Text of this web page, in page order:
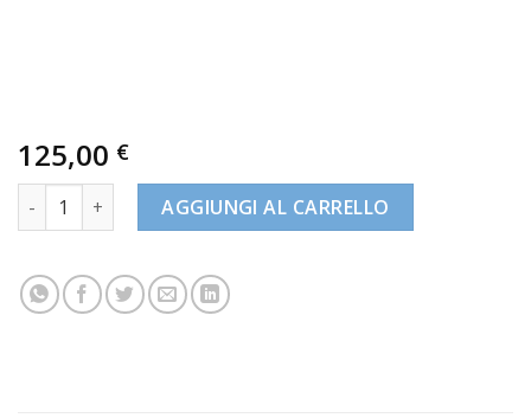
125,00 €
Gift Card Pass - 60 Min. quantità
AGGIUNGI AL CARRELLO